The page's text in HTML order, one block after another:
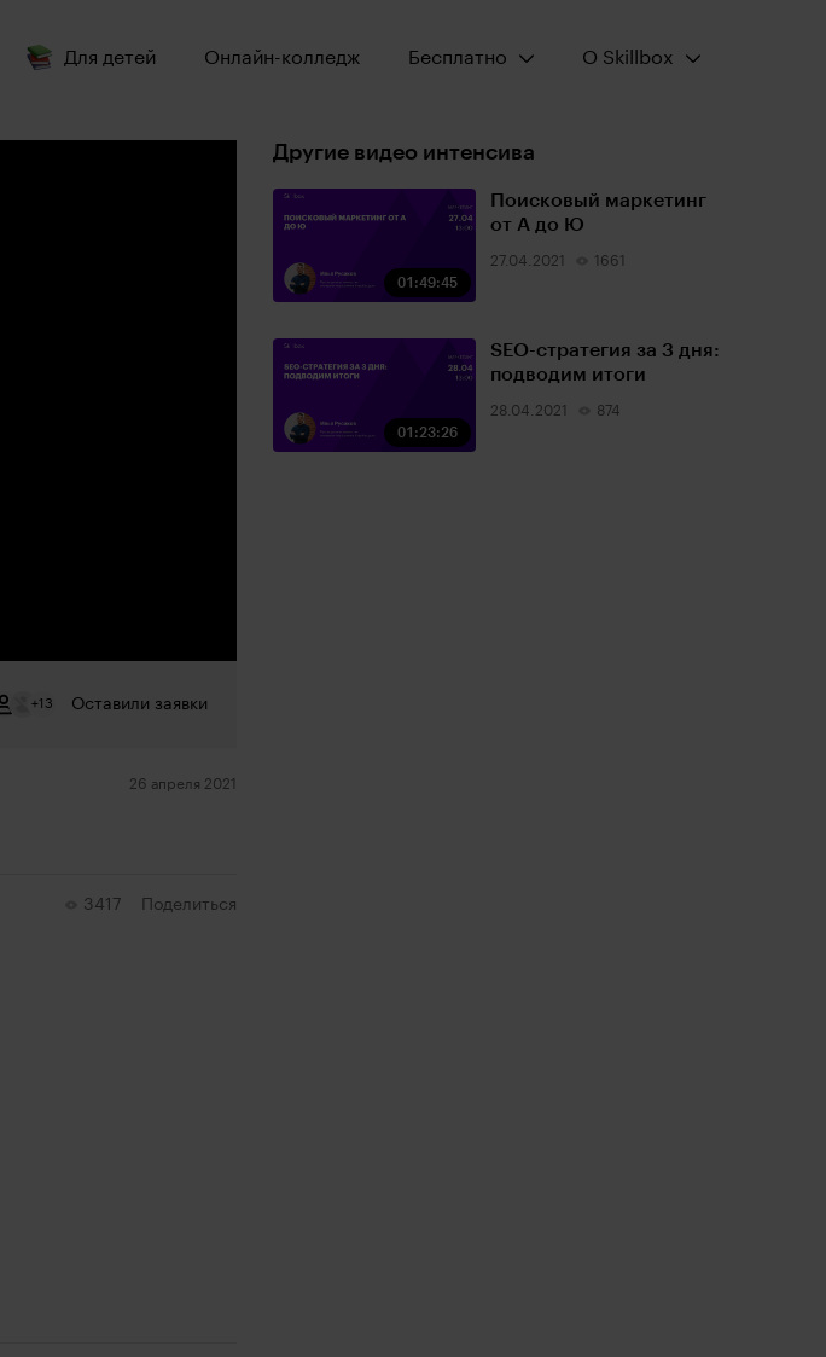
Для детей Онлайн-колледж Открыть меню:
Бесплатно Открыть меню:
О Skillbox
+13 Оставили заявки
26 апреля 2021
3417 Поделиться
Другие видео интенсива
01:49:45
Поисковый маркетинг
от А до Ю
27.04.2021 1661
01:23:26
SEО-стратегия за 3 дня:
подводим итоги
28.04.2021 874